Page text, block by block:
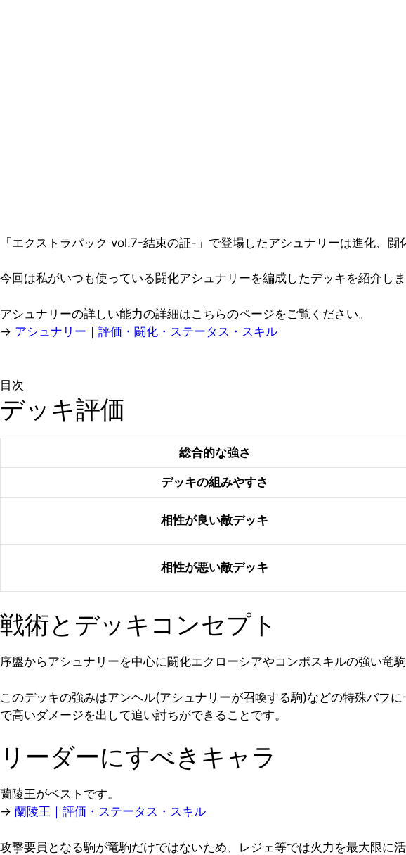
「エクストラパック vol.7-結束の証-」で登場したアシュナリーは進化、闘
今回は私がいつも使っている闘化アシュナリーを編成したデッキを紹介しま
アシュナリーの詳しい能力の詳細はこちらのページをご覧ください。
→ アシュナリー｜評価・闘化・ステータス・スキル
目次
デッキ評価
総合的な強さ
デッキの組みやすさ
相性が良い敵デッキ
相性が悪い敵デッキ
戦術とデッキコンセプト
序盤からアシュナリーを中心に闘化エクローシアやコンボスキルの強い竜
このデッキの強みはアンヘル(アシュナリーが召喚する駒)などの特殊バフに
で高いダメージを出して追い討ちができることです。
リーダーにすべきキャラ
蘭陵王がベストです。
→ 蘭陵王｜評価・ステータス・スキル
攻撃要員となる駒が竜駒だけではないため、レジェ等では火力を最大限に活